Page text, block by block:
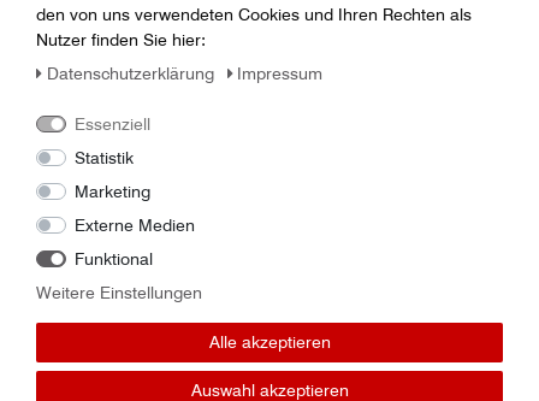
Linus Panzer
Tel.: 0365-7307016
panzer (at) geratech . de
den von uns verwendeten Cookies und Ihren Rechten als
Nutzer finden Sie hier:
Daten­schutz­erklärung
Impressum
Essenziell
Statistik
Marketing
Externe Medien
Funktional
Weitere Einstellungen
Alle akzeptieren
Auswahl akzeptieren